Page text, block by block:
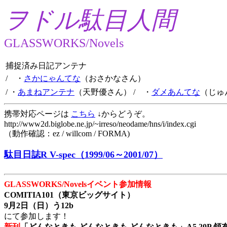
ヲドル駄目人間
GLASSWORKS/Novels
捕捉済み日記アンテナ
/ ・ さかにゃんてな （おさかなさん）
/ ・ あまねアンテナ （天野優さん） / ・ ダメあんてな （じ
携帯対応ページは こちら ↓からどうぞ。
http://www2d.biglobe.ne.jp/~irreso/neodame/hns/i/index.cgi
（動作確認：ez / willcom / FORMA)
駄目日誌R V-spec（1999/06～2001/07）
GLASSWORKS/Novelsイベント参加情報
COMITIA101（東京ビッグサイト）
9月2日（日）う12b
にて参加します！